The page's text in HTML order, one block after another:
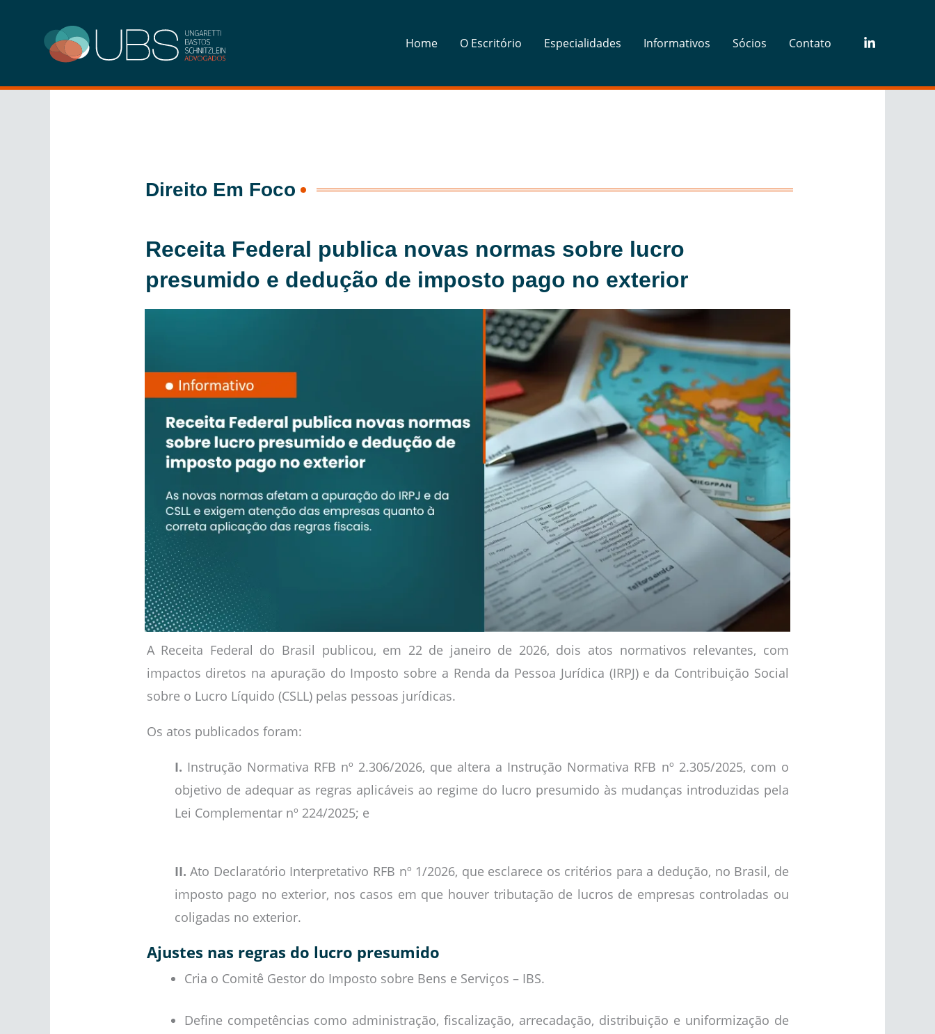
Home O Escritório Especialidades Informativos Sócios Contato
Direito Em Foco
Receita Federal publica novas normas sobre lucro
presumido e dedução de imposto pago no exterior
A Receita Federal do Brasil publicou, em 22 de janeiro de 2026, dois atos normativos relevantes, com
impactos diretos na apuração do Imposto sobre a Renda da Pessoa Jurídica (IRPJ) e da Contribuição Social
sobre o Lucro Líquido (CSLL) pelas pessoas jurídicas.
Os atos publicados foram:
I. Instrução Normativa RFB nº 2.306/2026, que altera a Instrução Normativa RFB nº 2.305/2025, com o
objetivo de adequar as regras aplicáveis ao regime do lucro presumido às mudanças introduzidas pela
Lei Complementar nº 224/2025; e
II. Ato Declaratório Interpretativo RFB nº 1/2026, que esclarece os critérios para a dedução, no Brasil, de
imposto pago no exterior, nos casos em que houver tributação de lucros de empresas controladas ou
coligadas no exterior.
Ajustes nas regras do lucro presumido
Cria o Comitê Gestor do Imposto sobre Bens e Serviços – IBS.
Define competências como administração, fiscalização, arrecadação, distribuição e uniformização de